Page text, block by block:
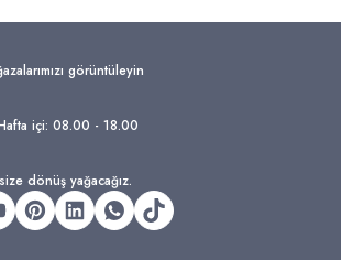
görüntüleyin
içi: 08.00 - 18.00
dönüş yağacağız.